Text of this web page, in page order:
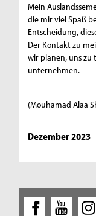
Mein
die mir viel Spaß
Entscheidung,
Der Kontakt zu
wir planen, uns zu
unternehmen.
(Mouhamad Alaa
Dezember 2023